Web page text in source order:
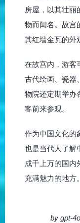
房屋，以其壮丽
物而闻名。故宫
其红墙金瓦的外
在故宫内，游客
古代绘画、瓷器
物院还定期举办
客前来参观。
作为中国文化的
也是当代人了解
成千上万的国内
充满魅力的地方。
by gpt-